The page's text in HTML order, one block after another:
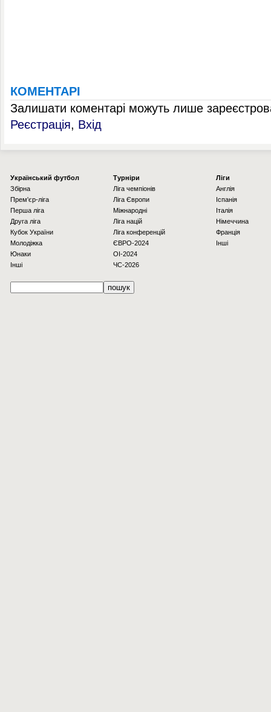
КОМЕНТАРІ
Залишати коментарі можуть лише
Реєстрація, Вхід
Українcький футбол
Збірна
Прем'єр-ліга
Перша ліга
Друга ліга
Кубок України
Молодіжка
Юнаки
Інші
Турніри
Ліга чемпіонів
Ліга Європи
Міжнародні
Ліга націй
Ліга конференцій
ЄВРО-2024
OI-2024
ЧС-2026
Ліги
Англія
Іспанія
Італія
Німеччина
Франція
Інші